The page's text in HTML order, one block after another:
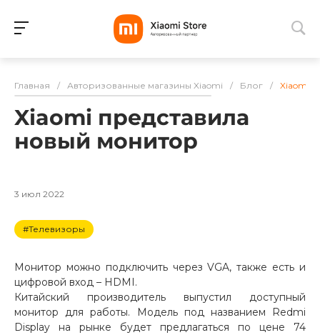
Разбейте
оплату на части
График платежей
Сегодня
25%
Главная / Авторизованные магазины Xiaomi / Блог / Xiaomi
Xiaomi представила
новый монитор
3 июл 2022
#Телевизоры
Монитор можно подключить через VGA, также есть и
цифровой вход – HDMI.
Китайский производитель выпустил доступный
монитор для работы. Модель под названием Redmi
Display на рынке будет предлагаться по цене 74